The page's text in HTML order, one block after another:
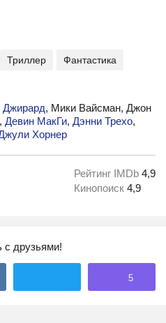
Триллер Фантастика
Джирард, Мики Вайсман, Джон
, Девин МакГи, Дэнни Трехо,
Хорнер
Рейтинг IMDb 4,9
Кинопоиск 4,9
друзьями!
5